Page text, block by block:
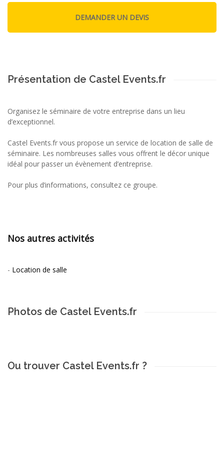
Présentation de Castel Events.fr
Organisez le séminaire de votre entreprise dans un lieu
d’exceptionnel.
Castel Events.fr vous propose un service de location de salle de
séminaire. Les nombreuses salles vous offrent le décor unique
idéal pour passer un évènement d’entreprise.
Pour plus d’informations, consultez ce groupe.
Nos autres activités
- Location de salle
Photos de Castel Events.fr
Ou trouver Castel Events.fr ?